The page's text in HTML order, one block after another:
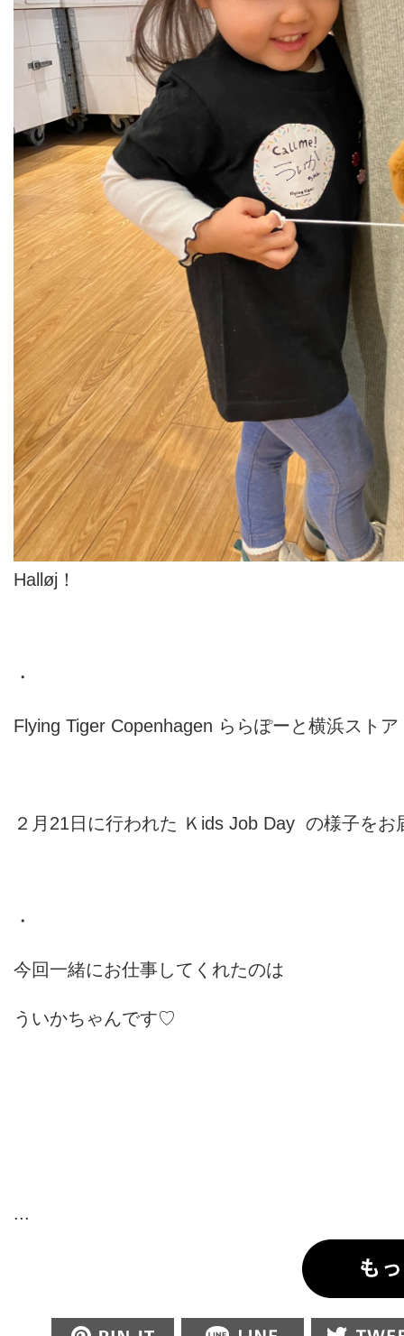
Halløj！
・
Flying Tiger Copenhagen ららぽーと横浜スト
２月21日に行われた Ｋids Job Day の様子をお
・
今回一緒にお仕事してくれたのは
ういかちゃんです♡
...
Pin this